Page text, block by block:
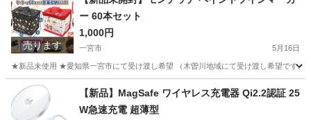
売ります
ー 60本セット
1,000円
一宮市 5月16日
★新品未使用 ★愛知県一宮市にて受け渡し希望 （木曽川地域にて受け渡し希望です
愛知 その他
【新品】MagSafe ワイヤレス充電器 Qi2.2認証 25
W急速充電 超薄型